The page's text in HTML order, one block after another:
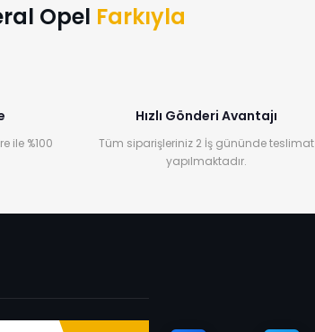
Opel Farkıyla
ile %100
Hızlı Gönderi Avantajı
Tüm siparişleriniz 2 İş gününde teslimat
yapılmaktadır.